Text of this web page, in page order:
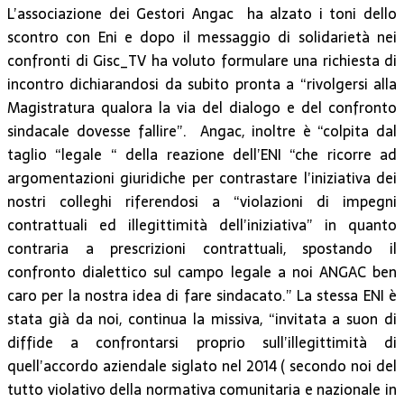
L’associazione dei Gestori Angac ha alzato i toni dello
scontro con Eni e dopo il messaggio di solidarietà nei
confronti di Gisc_TV ha voluto formulare una richiesta di
incontro dichiarandosi da subito pronta a “rivolgersi alla
Magistratura qualora la via del dialogo e del confronto
sindacale dovesse fallire”. Angac, inoltre è “colpita dal
taglio “legale “ della reazione dell’ENI “che ricorre ad
argomentazioni giuridiche per contrastare l’iniziativa dei
nostri colleghi riferendosi a “violazioni di impegni
contrattuali ed illegittimità dell’iniziativa” in quanto
contraria a prescrizioni contrattuali, spostando il
confronto dialettico sul campo legale a noi ANGAC ben
caro per la nostra idea di fare sindacato.” La stessa ENI è
stata già da noi, continua la missiva, “invitata a suon di
diffide a confrontarsi proprio sull’illegittimità di
quell’accordo aziendale siglato nel 2014 ( secondo noi del
tutto violativo della normativa comunitaria e nazionale in